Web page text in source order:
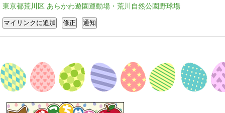
東京都荒川区 あらかわ遊園運動場・荒川自然公園野球場